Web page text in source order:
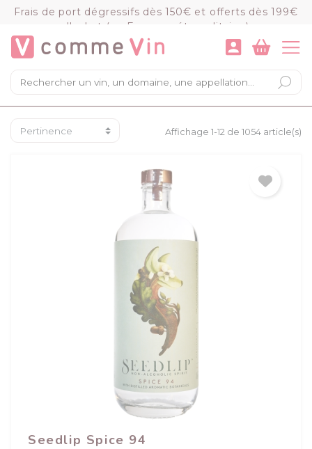
Frais de port dégressifs dès 150€ et offerts dès 199€
d'achat (en France métropolitaine)
×
Mon panier
Chargement du panier...
VOIR LE PANIER COMMANDER
Affichage 1-12 de 1054 article(s)
Seedlip Spice 94
Panneau de gestion des cookies